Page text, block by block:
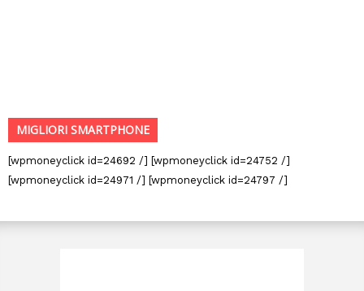
MIGLIORI SMARTPHONE
[wpmoneyclick id=24692 /] [wpmoneyclick id=24752 /]
[wpmoneyclick id=24971 /] [wpmoneyclick id=24797 /]